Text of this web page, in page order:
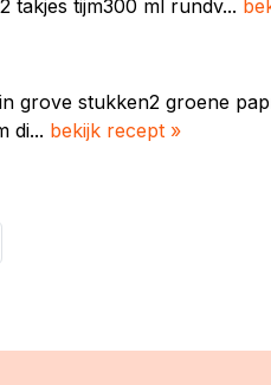
takjes tijm300 ml rundv...
grove stukken2 groene
di... bekijk recept »